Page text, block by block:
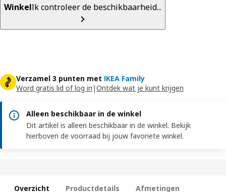
WinkelIk controleer de beschikbaarheid...
Verzamel 3 punten met IKEA Family
Word gratis lid of log in |Ontdek wat je kunt krijgen
Alleen beschikbaar in de winkel
Dit artikel is alleen beschikbaar in de winkel. Bekijk
hierboven de voorraad bij jouw favoriete winkel.
Overzicht Productdetails Afmetingen